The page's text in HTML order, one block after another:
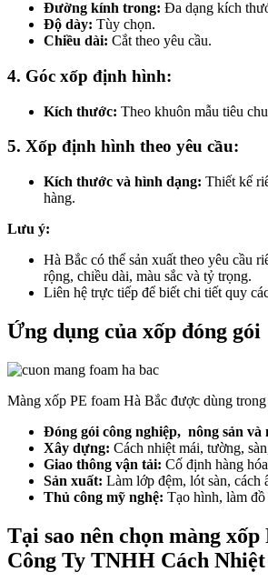
Đường kính trong: Đa dạng kích
Độ dày: Tùy chọn.
Chiều dài: Cắt theo yêu cầu.
4. Góc xốp định hình:
Kích thước: Theo khuôn mẫu tiêu
5. Xốp định hình theo yêu cầu:
Kích thước và hình dạng: Thiết kế
hàng.
Lưu ý:
Hà Bắc có thể sản xuất theo yêu cầu
rộng, chiều dài, màu sắc và tỷ trọng.
Liên hệ trực tiếp để biết chi tiết quy
Ứng dụng của xốp đóng gói
Màng xốp PE foam Hà Bắc được dùng
Đóng gói công nghiệp, nông sản và
Xây dựng: Cách nhiệt mái, tường,
Giao thông vận tải: Cố định hàng
Sản xuất: Làm lớp đệm, lót sàn, cách
Thủ công mỹ nghệ: Tạo hình, làm
Tại sao nên chọn màng xốp
Công Ty TNHH Cách